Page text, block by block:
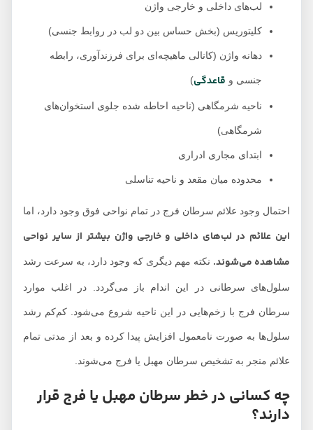
لب‌های داخلی و خارجی واژن
کلیتوریس (بخش حساس بین دو لب در روابط جنسی)
دهانه واژن (کانالی ماهیچه‌ای برای فرزندآوری، رابطه
جنسی وقاعدگی)
ناحیه شرمگاهی (ناحیه احاطه شده جلوی استخوان‌های
شرمگاهی)
ابتدای مجاری ادراری
محدوده میان مقعد و ناحیه تناسلی
احتمال وجود علائم سرطان فرج در تمام نواحی فوق وجود دارد، اما
این علائم در لب‌های داخلی و خارجی واژن بیشتر از سایر نواحی
مشاهده می‌شوند.نکته مهم دیگری که وجود دارد، به سرعت رشد
سلول‌های سرطانی در این اندام باز می‌گردد. در اغلب موارد
سرطان فرج با زخم‌هایی در این ناحیه شروع می‌شود. کم‌کم رشد
سلول‌ها به صورت نامعمول افزایش پیدا کرده و بعد از مدتی تمام
علائم منجر به تشخیص سرطان مهبل یا فرج می‌شوند.
چه کسانی در خطر سرطان مهبل یا فرج قرار
دارند؟